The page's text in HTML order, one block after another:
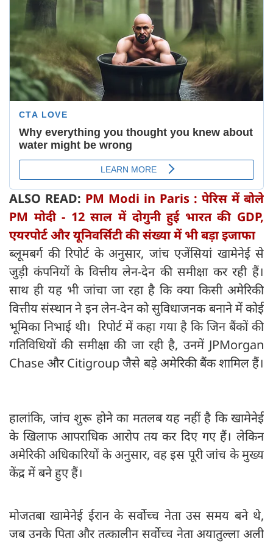
ALSO READ: PM Modi in Paris : पेरिस में बोले
PM मोदी - 12 साल में दोगुनी हुई भारत की GDP,
एयरपोर्ट और यूनिवर्सिटी की संख्या में भी बड़ा इजाफा
ब्लूमबर्ग की रिपोर्ट के अनुसार, जांच एजेंसियां खामेनेई से
जुड़ी कंपनियों के वित्तीय लेन-देन की समीक्षा कर रही हैं।
साथ ही यह भी जांचा जा रहा है कि क्या किसी अमेरिकी
वित्तीय संस्थान ने इन लेन-देन को सुविधाजनक बनाने में कोई
भूमिका निभाई थी। रिपोर्ट में कहा गया है कि जिन बैंकों की
गतिविधियों की समीक्षा की जा रही है, उनमें JPMorgan
Chase और Citigroup जैसे बड़े अमेरिकी बैंक शामिल हैं।
हालांकि, जांच शुरू होने का मतलब यह नहीं है कि खामेनेई
के खिलाफ आपराधिक आरोप तय कर दिए गए हैं। लेकिन
अमेरिकी अधिकारियों के अनुसार, वह इस पूरी जांच के मुख्य
केंद्र में बने हुए हैं।
मोजतबा खामेनेई ईरान के सर्वोच्च नेता उस समय बने थे,
जब उनके पिता और तत्कालीन सर्वोच्च नेता अयातुल्ला अली